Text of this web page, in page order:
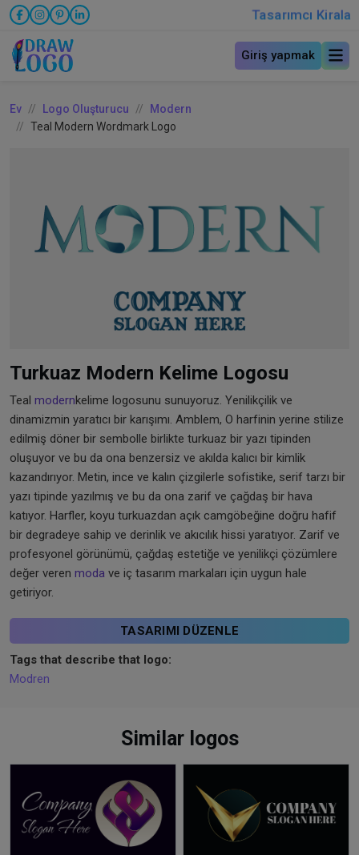
Tasarımcı Kirala
Giriş yapmak
Ev Logo Oluşturucu
Modern
Teal Modern Wordmark Logo
Turkuaz Modern Kelime Logosu
Teal modernkelime logosunu sunuyoruz. Yenilikçilik ve
dinamizmin yaratıcı bir karışımı. Amblem, O harfinin yerine stilize
edilmiş döner bir sembolle birlikte turkuaz bir yazı tipinden
oluşuyor ve bu da ona benzersiz ve akılda kalıcı bir kimlik
kazandırıyor. Metin, ince ve kalın çizgilerle sofistike, serif tarzı bir
yazı tipinde yazılmış ve bu da ona zarif ve çağdaş bir hava
katıyor. Harfler, koyu turkuazdan açık camgöbeğine doğru hafif
bir degradeye sahip ve derinlik ve akıcılık hissi yaratıyor. Zarif ve
profesyonel görünümü, çağdaş estetiğe ve yenilikçi çözümlere
değer veren moda ve iç tasarım markaları için uygun hale
getiriyor.
TASARIMI DÜZENLE
Tags that describe that logo:
Modren
Similar logos